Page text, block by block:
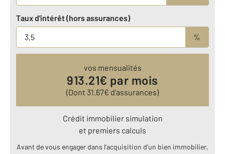
Taux d'intérêt (hors assurances)
%
vos mensualités
913.21€ par mois
(Dont 31.67€ d’assurances)
Crédit immobilier simulation
et premiers calculs
Avant de vous engager dans l’acquisition d’un bien immobilier,